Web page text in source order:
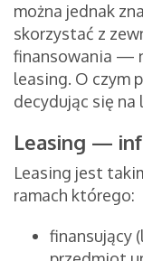
można jednak
skorzystać z
finansowania —
leasing. O czym
decydując się na
Leasing —
Leasing jest
ramach którego:
finansujący